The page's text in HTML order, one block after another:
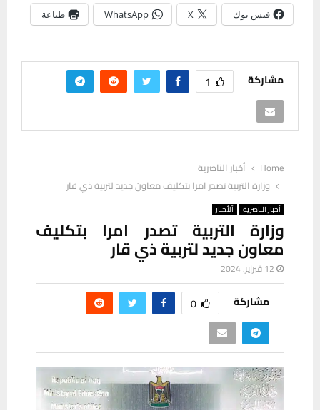
فيس بوك X
WhatsApp طباعة
مشاركة 1
Home
أخبار الناصرية
وزارة التربية تصدر امرا بتكليف معاون جديد لتربية ذي قار
أخبار الناصرية ألأخبار
وزارة التربية تصدر امرا بتكليف
معاون جديد لتربية ذي قار
12 فبراير، 2024
مشاركة 0